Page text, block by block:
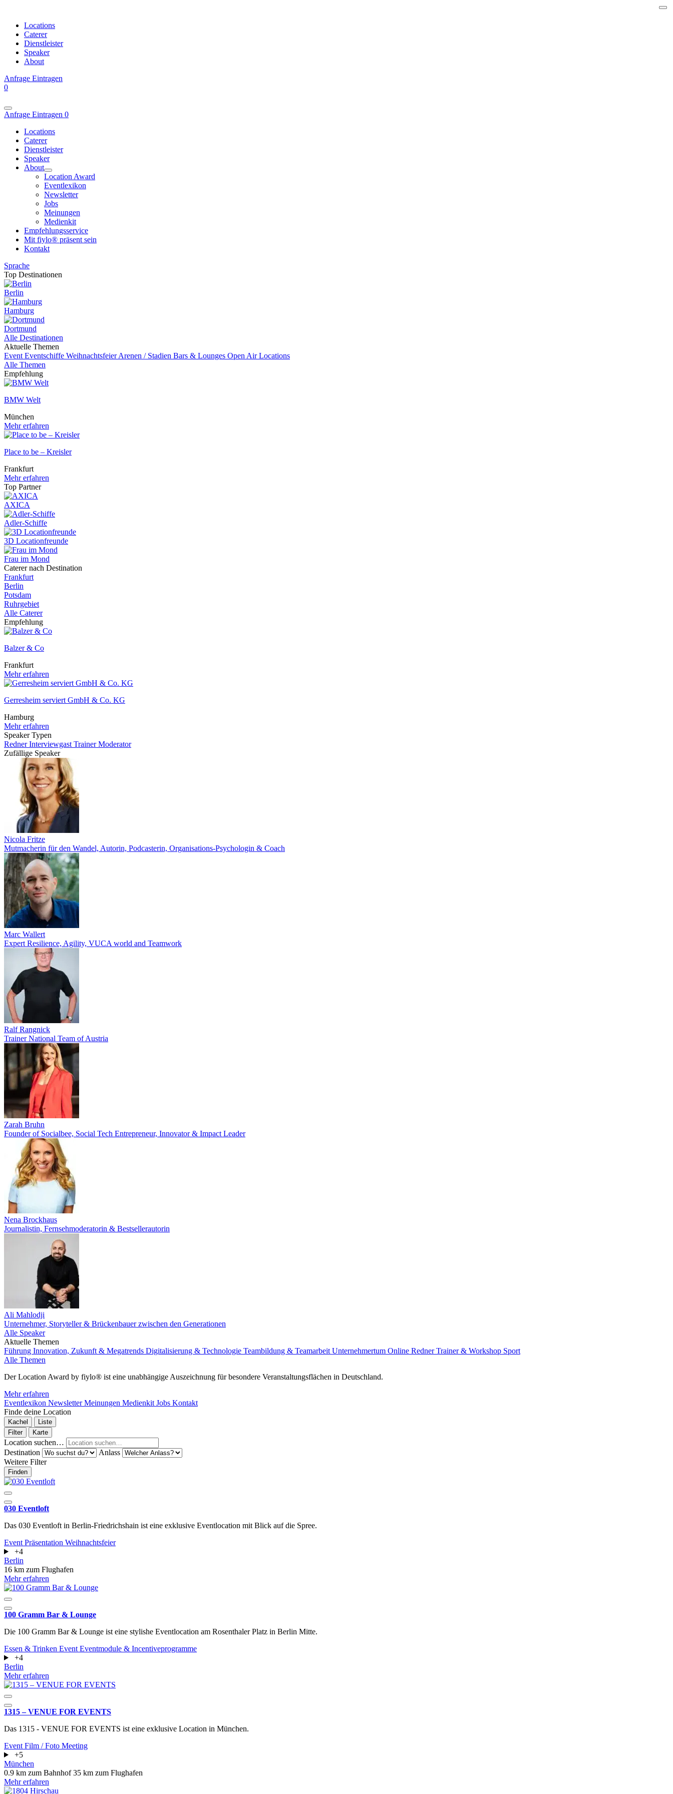
Locations
Caterer
Dienstleister
Speaker
About
Anfrage Eintragen
0
Anfrage Eintragen 0
Locations
Caterer
Dienstleister
Speaker
About
Location Award
Eventlexikon
Newsletter
Jobs
Meinungen
Medienkit
Empfehlungsservice
Mit fiylo® präsent sein
Kontakt
Sprache
Top Destinationen
Berlin
Hamburg
Dortmund
Alle Destinationen
Aktuelle Themen
Event Eventschiffe WeihnachtsfeierArenen / Stadien Bars & Lounges Open Air Locations
Alle Themen
Empfehlung
BMW Welt
München
Mehr erfahren
Place to be – Kreisler
Frankfurt
Mehr erfahren
Top Partner
AXICA
Adler-Schiffe
3D Locationfreunde
Frau im Mond
Caterer nach Destination
Frankfurt
Berlin
Potsdam
Ruhrgebiet
Alle Caterer
Empfehlung
Balzer & Co
Frankfurt
Mehr erfahren
Gerresheim serviert GmbH & Co. KG
Hamburg
Mehr erfahren
Speaker Typen
RednerInterviewgast TrainerModerator
Zufällige Speaker
Nicola Fritze
Mutmacherin für den Wandel, Autorin, Podcasterin, Organisations-Psychologin & Coach
Marc Wallert
Expert Resilience, Agility, VUCA world and Teamwork
Ralf Rangnick
Trainer National Team of Austria
Zarah Bruhn
Founder of Socialbee, Social Tech Entrepreneur, Innovator & Impact Leader
Nena Brockhaus
Journalistin, Fernsehmoderatorin & Bestsellerautorin
Ali Mahlodji
Unternehmer, Storyteller & Brückenbauer zwischen den Generationen
Alle Speaker
Aktuelle Themen
Führung Innovation, Zukunft & Megatrends Digitalisierung & Technologie Teambildung & Teamarbeit Unternehmertum Online RednerTrainer & Workshop Sport
Alle Themen
Der Location Award by fiylo® ist eine unabhängige Auszeichnung für besondere Veranstaltungsflächen in Deutschland.
Mehr erfahren
Eventlexikon NewsletterMeinungen Medienkit Jobs Kontakt
Finde deine Location
Kachel
Liste
Filter
Karte
Location suchen…
Destination
Anlass
Weitere Filter
Finden
030 Eventloft
Das 030 Eventloft in Berlin-Friedrichshain ist eine exklusive Eventlocation mit Blick auf die Spree.
Event Präsentation Weihnachtsfeier
+4
Berlin
16 km zum Flughafen
Mehr erfahren
100 Gramm Bar & Lounge
Die 100 Gramm Bar & Lounge ist eine stylishe Eventlocation am Rosenthaler Platz in Berlin Mitte.
Essen & Trinken Event Eventmodule & Incentiveprogramme
+4
Berlin
Mehr erfahren
1315 – VENUE FOR EVENTS
Das 1315 - VENUE FOR EVENTS ist eine exklusive Location in München.
Event Film / Foto Meeting
+5
München
0.9 km zum Bahnhof35 km zum Flughafen
Mehr erfahren